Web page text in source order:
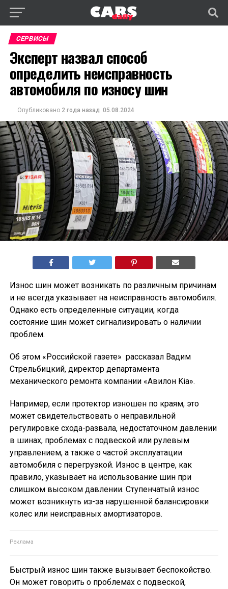
СЕРВИСЫ
Эксперт назвал способ
определить неисправность
автомобиля по износу шин
Опубликовано 2 года назад 05.08.2024
Износ шин может возникать по различным причинам
и не всегда указывает на неисправность автомобиля.
Однако есть определенные ситуации, когда
состояние шин может сигнализировать о наличии
проблем.
Об этом «Российской газете» рассказал Вадим
Стрельбицкий, директор департамента
механического ремонта компании «Авилон Kia».
Например, если протектор изношен по краям, это
может свидетельствовать о неправильной
регулировке схода-развала, недостаточном давлении
в шинах, проблемах с подвеской или рулевым
управлением, а также о частой эксплуатации
автомобиля с перегрузкой. Износ в центре, как
правило, указывает на использование шин при
слишком высоком давлении. Ступенчатый износ
может возникнуть из-за нарушенной балансировки
колес или неисправных амортизаторов.
Быстрый износ шин также вызывает беспокойство.
Он может говорить о проблемах с подвеской,